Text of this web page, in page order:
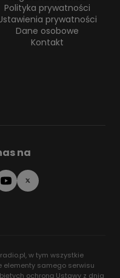
Polityka prywatności
prywatności
Dane osobowe
Kontakt
na
w tym wszystkie
elementy samego serwisu
ochroną Ustawy z dnia